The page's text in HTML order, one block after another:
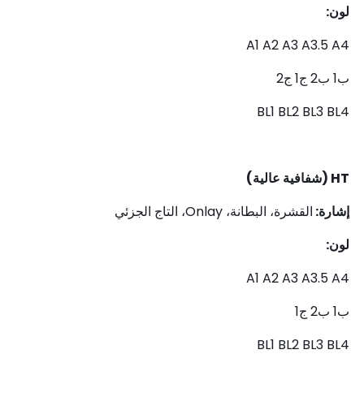
لون:
A1 A2 A3 A3.5 A4
ب1 ب2 ج1 ج2
BL1 BL2 BL3 BL4
HT (شفافية عالية)
إشارة:القشرة، البطانة، Onlay، التاج الجزئي
لون:
A1 A2 A3 A3.5 A4
ب1 ب2 ج1
BL1 BL2 BL3 BL4